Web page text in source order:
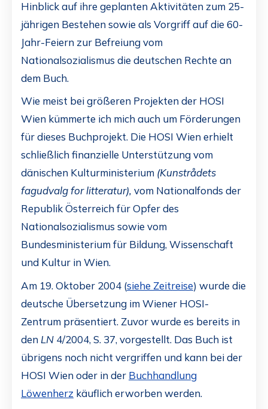
Hinblick auf ihre geplanten Aktivitäten zum 25-
jährigen Bestehen sowie als Vorgriff auf die 60-
Jahr-Feiern zur Befreiung vom
Nationalsozialismus die deutschen Rechte an
dem Buch.
Wie meist bei größeren Projekten der HOSI
Wien kümmerte ich mich auch um Förderungen
für dieses Buchprojekt. Die HOSI Wien erhielt
schließlich finanzielle Unterstützung vom
dänischen Kulturministerium (Kunstrådets
fagudvalg for litteratur), vom Nationalfonds der
Republik Österreich für Opfer des
Nationalsozialismus sowie vom
Bundesministerium für Bildung, Wissenschaft
und Kultur in Wien.
Am 19. Oktober 2004 (siehe Zeitreise) wurde die
deutsche Übersetzung im Wiener HOSI-
Zentrum präsentiert. Zuvor wurde es bereits in
den LN 4/2004, S. 37, vorgestellt. Das Buch ist
übrigens noch nicht vergriffen und kann bei der
HOSI Wien oder in der Buchhandlung
Löwenherz käuflich erworben werden.